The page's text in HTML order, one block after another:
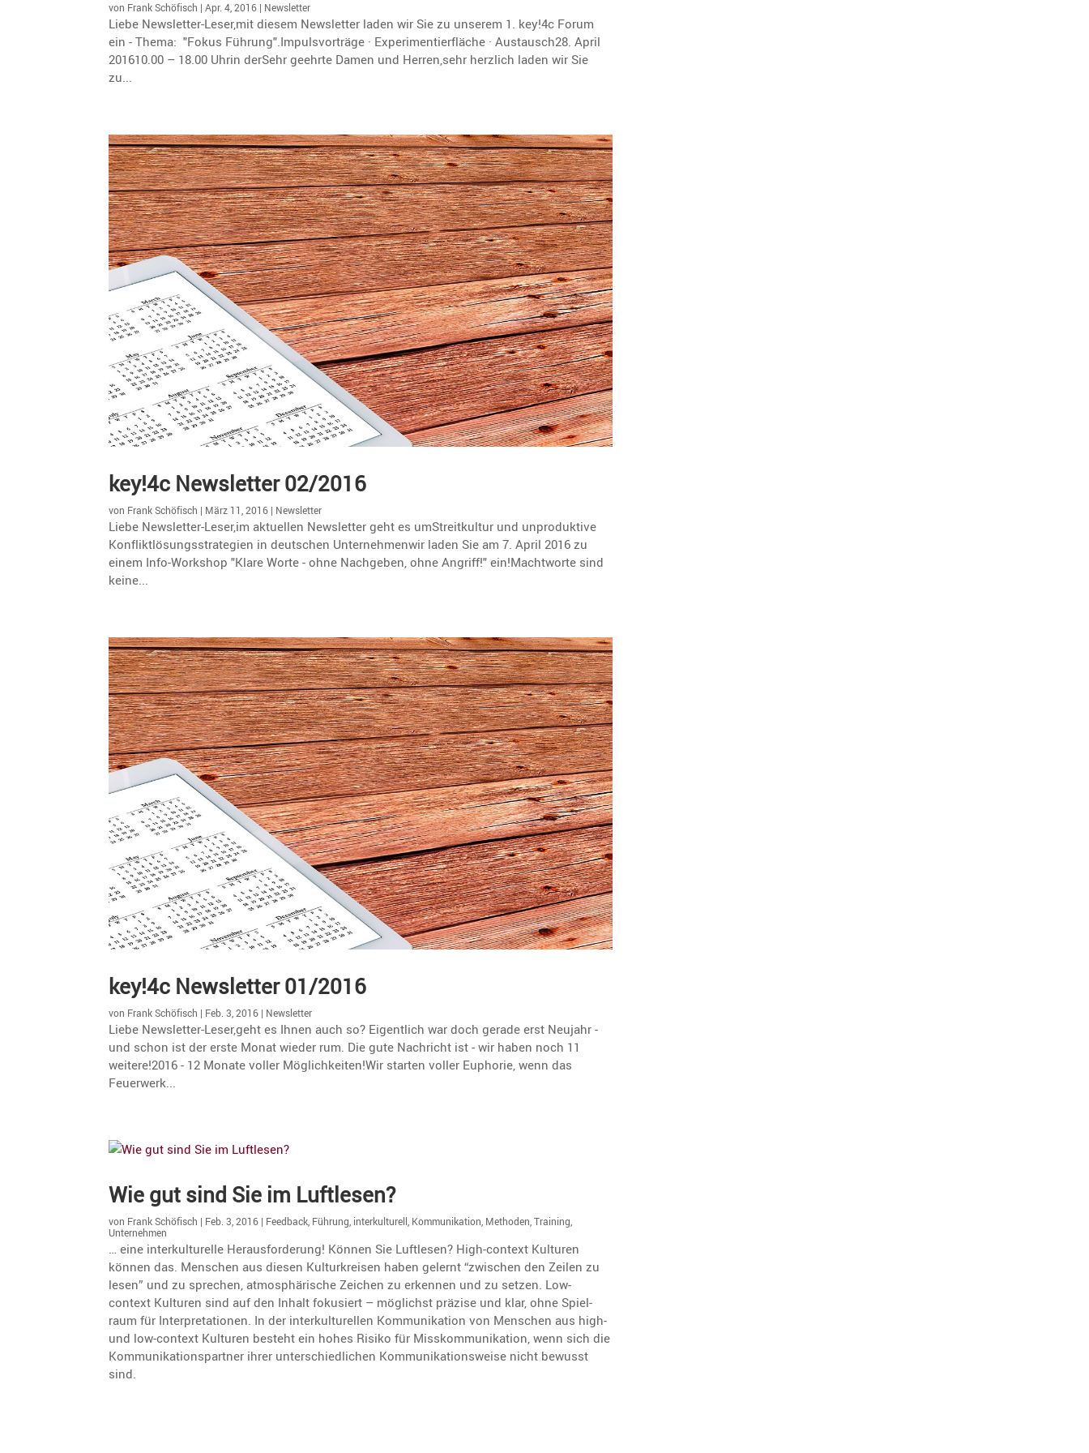
von Frank Schöfisch |Apr. 4, 2016 | Newsletter
Liebe Newsletter-Leser,mit diesem Newsletter laden wir Sie zu unserem 1. key!4c Forum
ein - Thema: "Fokus Führung".Impulsvorträge · Experimentierfläche · Austausch28. April
201610.00 – 18.00 Uhrin derSehr geehrte Damen und Herren,sehr herzlich laden wir Sie
zu...
key!4c Newsletter 02/2016
von Frank Schöfisch | März 11, 2016 | Newsletter
Liebe Newsletter-Leser,im aktuellen Newsletter geht es umStreitkultur und unproduktive
Konfliktlösungsstrategien in deutschen Unternehmenwir laden Sie am 7. April 2016 zu
einem Info-Workshop "Klare Worte - ohne Nachgeben, ohne Angriff!" ein!Machtworte sind
keine...
key!4c Newsletter 01/2016
von Frank Schöfisch | Feb. 3, 2016 | Newsletter
Liebe Newsletter-Leser,geht es Ihnen auch so? Eigentlich war doch gerade erst Neujahr -
und schon ist der erste Monat wieder rum. Die gute Nachricht ist - wir haben noch 11
weitere!2016 - 12 Monate voller Möglichkeiten!Wir starten voller Euphorie, wenn das
Feuerwerk...
Wie gut sind Sie im Luftlesen?
von Frank Schöfisch | Feb. 3, 2016 | Feedback Führung interkulturell Kommunikation Methoden ,Training
Unternehmen
… eine inter­kul­tu­relle Heraus­for­de­rung! Können Sie Luftlesen? High-context Kulturen
können das. Menschen aus diesen Kultur­kreisen haben gelernt “zwischen den Zeilen zu
lesen” und zu sprechen, atmosphä­ri­sche Zeichen zu erkennen und zu setzen. Low-
context Kulturen sind auf den Inhalt fokusiert – möglichst präzise und klar, ohne Spiel­
raum für Inter­pre­ta­tionen. In der inter­kul­tu­rellen Kommu­ni­ka­tion von Menschen aus high-
und low-context Kulturen besteht ein hohes Risiko für Misskom­mu­ni­ka­tion, wenn sich die
Kommu­ni­ka­ti­ons­partner ihrer unter­schied­li­chen Kommu­ni­ka­ti­ons­weise nicht bewusst
sind.